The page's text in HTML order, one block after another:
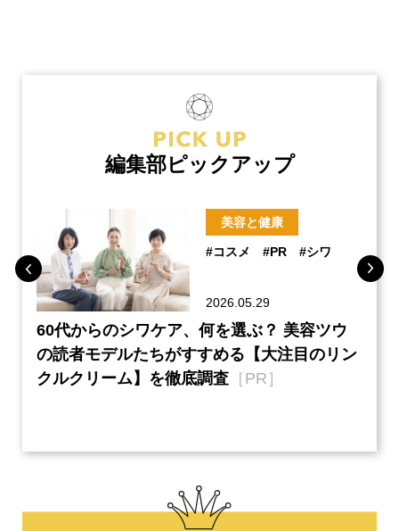
編集部ピックアップ
美容と健康
#コスメ #PR #シワ
2026.05.29
60代からのシワケア、何を選ぶ？ 美容ツウ
の読者モデルたちがすすめる【大注目のリン
クルクリーム】を徹底調査 ［PR］